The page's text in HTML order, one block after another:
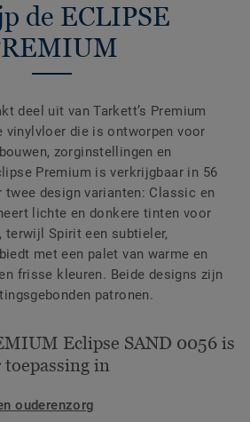
de ECLIPSE
deel uit van Tarkett’s Premium
vinylvloer die is ontworpen voor
zorginstellingen en
Premium is verkrijgbaar in 56
twee design varianten: Classic en
lichte en donkere tinten voor
terwijl Spirit een subtieler,
met een palet van warme en
frisse kleuren. Beide designs zijn
patronen.
Eclipse SAND 0056 is
in
ouderenzorg